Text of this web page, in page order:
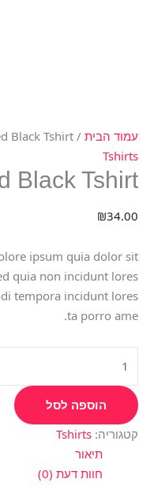
עמוד הבית /
Black Tshirt
Tshirts
Black Tshirt
₪34.00
ipsum quia dolor sit
quia non incidunt lores
tempora incidunt lores
ta porro ame.
הוספה לסל
קטגוריה: Tshirts
תיאור
חוות דעת (0)